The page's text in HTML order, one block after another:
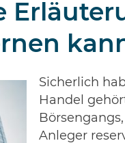
Sicherlich
Handel
Anleger